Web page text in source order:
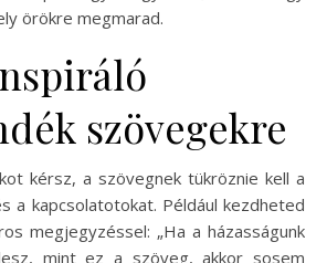
örökre megmarad.
szövegekre
kérsz, a szövegnek tükröznie kell a
a kapcsolatotokat. Például kezdheted
megjegyzéssel: „Ha a házasságunk
mint ez a szöveg, akkor sosem